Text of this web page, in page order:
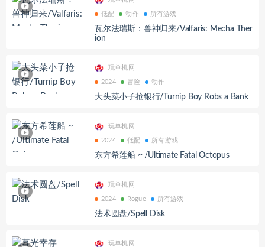
低配 动作 所有游戏
瓦尔法瑞斯：兽神归来/Valfaris: Mecha Ther
ion
玩单机网
2024 冒险 动作
大头菜小子抢银行/Turnip Boy Robs a Bank
玩单机网
2024 低配 所有游戏
东方希莲船 ~ /Ultimate Fatal Octopus
玩单机网
2024 Rogue 所有游戏
法术圆盘/Spell Disk
玩单机网